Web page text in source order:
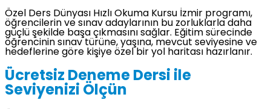
Özel Ders Dünyası Hızlı Okuma Kursu İzmir programı,
öğrencilerin ve sınav adaylarının bu zorluklarla daha
güçlü şekilde başa çıkmasını sağlar. Eğitim sürecinde
öğrencinin sınav türüne, yaşına, mevcut seviyesine ve
hedeflerine göre kişiye özel bir yol haritası hazırlanır.
Ücretsiz Deneme Dersi ile
Seviyenizi Ölçün